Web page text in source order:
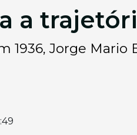
a
1936, Jorge